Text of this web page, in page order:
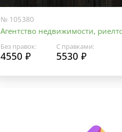
№ 105380
Агентство недвижимости,
Без правок:
4550 ₽
С правками:
5530 ₽